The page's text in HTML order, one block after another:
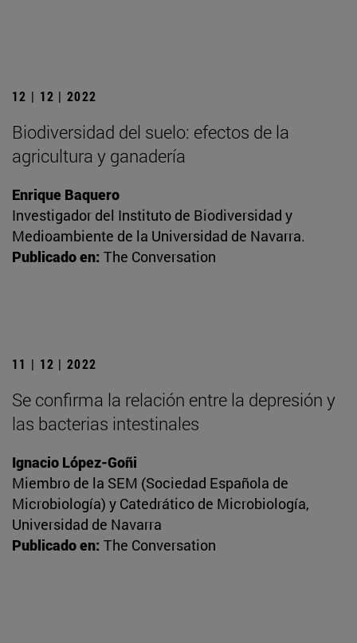
12 | 12 | 2022
Biodiversidad del suelo: efectos de la
agricultura y ganadería
Enrique Baquero
Investigador del Instituto de Biodiversidad y
Medioambiente de la Universidad de Navarra.
Publicado en: The Conversation
11 | 12 | 2022
Se confirma la relación entre la depresión y
las bacterias intestinales
Ignacio López-Goñi
Miembro de la SEM (Sociedad Española de
Microbiología) y Catedrático de Microbiología,
Universidad de Navarra
Publicado en: The Conversation